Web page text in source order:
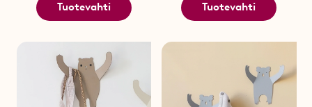
Tuotevahti Tuotevahti